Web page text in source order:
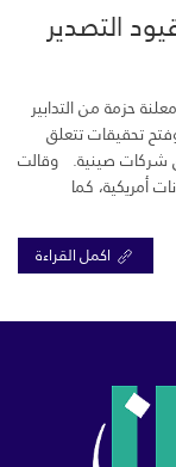
التصدير
حزمة من التدابير
تحقيقات تتعلق
شركات صينية. وقالت
أمريكية، كما
اكمل القراءة